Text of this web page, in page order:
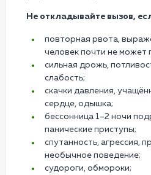
Не откладывайте вызов,
повторная рвота,
человек почти не может
сильная дрожь,
слабость;
скачки давления,
сердце, одышка;
бессонница 1–2 ночи
панические приступы;
спутанность, агрессия,
необычное поведение;
судороги, обмороки;